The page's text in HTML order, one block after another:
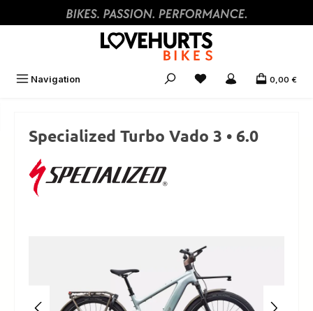
Zum Hauptinhalt springen
Navigation 0,00 €
Specialized Turbo Vado 3 • 6.0